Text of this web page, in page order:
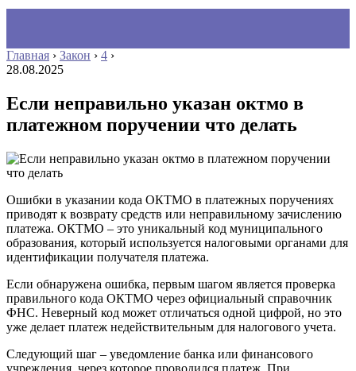
Главная › Закон › 4 ›
28.08.2025
Если неправильно указан октмо в
платежном поручении что делать
Ошибки в указании кода ОКТМО в платежных поручениях
приводят к возврату средств или неправильному зачислению
платежа. ОКТМО – это уникальный код муниципального
образования, который используется налоговыми органами для
идентификации получателя платежа.
Если обнаружена ошибка, первым шагом является проверка
правильного кода ОКТМО через официальный справочник
ФНС. Неверный код может отличаться одной цифрой, но это
уже делает платеж недействительным для налогового учета.
Следующий шаг – уведомление банка или финансового
учреждения, через которое проводился платеж. При